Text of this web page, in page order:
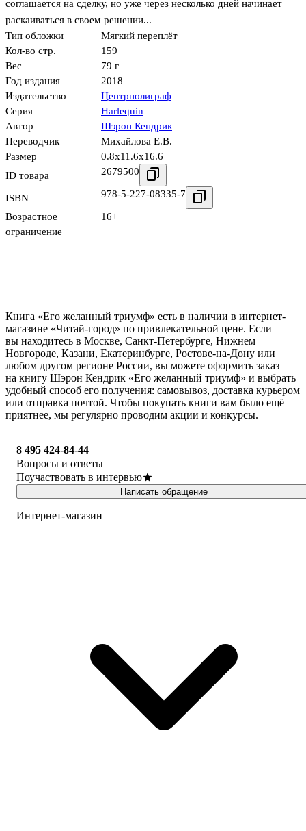
соглашается на сделку, но уже через несколько дней начинает
раскаиваться в своем решении...
Тип обложки
Мягкий переплёт
Кол-во стр.
159
Вес
79 г
Год издания
2018
Издательство
Центрполиграф
Серия
Harlequin
Автор
Шэрон Кендрик
Переводчик
Михайлова Е.В.
Размер
0.8x11.6x16.6
ID товара
2679500
ISBN 978-5-227-08335-7
Возрастное
ограничение
16+
Книга «Его желанный триумф» есть в наличии в интернет-
магазине «Читай-город» по привлекательной цене. Если
вы находитесь в Москве, Санкт-Петербурге, Нижнем
Новгороде, Казани, Екатеринбурге, Ростове-на-Дону или
любом другом регионе России, вы можете оформить заказ
на книгу Шэрон Кендрик «Его желанный триумф» и выбрать
удобный способ его получения: самовывоз, доставка курьером
или отправка почтой. Чтобы покупать книги вам было ещё
приятнее, мы регулярно проводим акции и конкурсы.
8 495 424-84-44
Вопросы и ответы
Поучаствовать в интервью
Написать обращение
Интернет-магазин